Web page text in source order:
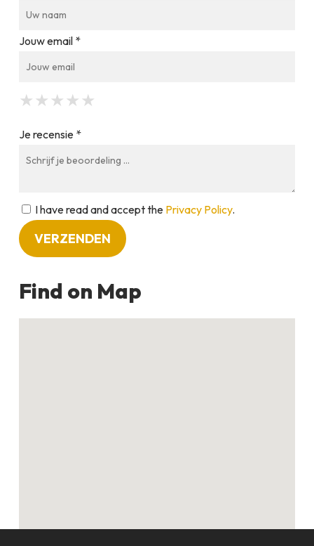
Jouw email *
★
★ ★
★ ★ ★
★ ★ ★ ★
★ ★ ★ ★ ★
Je recensie *
I have read and accept the Privacy Policy.
Find on Map